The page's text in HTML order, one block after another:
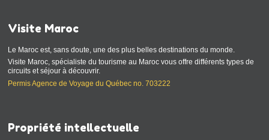
Visite Maroc
Le Maroc est, sans doute, une des plus belles destinations du monde.
Visite Maroc, spécialiste du tourisme au Maroc vous offre différents types de
circuits et séjour à découvrir.
Permis Agence de Voyage du Québec no. 703222
Propriété intellectuelle